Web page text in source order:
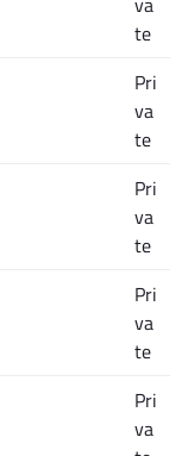
te
Pri
va
te
Pri
va
te
Pri
va
te
Pri
va